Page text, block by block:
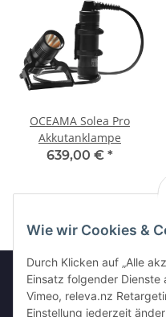
Wie wir Cookies &
Durch Klicken auf „Alle
Einsatz folgender Dienste
Vimeo, releva.nz
Einstellung jederzeit
OCEAMA Solea Pro
Akkutanklampe
639,00 € *
Informationen